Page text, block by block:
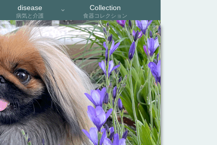
disease
病気と介護
Collection
食器コレクション